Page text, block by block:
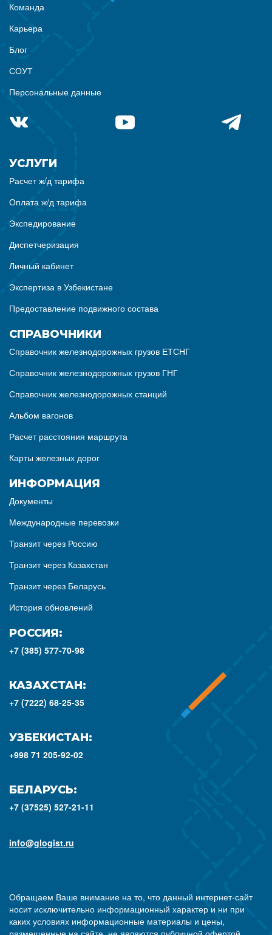
Команда
Карьера
Блог
СОУТ
Персональные данные
УСЛУГИ
Расчет ж/д тарифа
Оплата ж/д тарифа
Экспедирование
Диспетчеризация
Личный кабинет
Экспертиза в Узбекистане
Предоставление подвижного состава
СПРАВОЧНИКИ
Справочник железнодорожных грузов ЕТСНГ
Справочник железнодорожных грузов ГНГ
Справочник железнодорожных станций
Альбом вагонов
Расчет расстояния маршрута
Карты железных дорог
ИНФОРМАЦИЯ
Документы
Международные перевозки
Транзит через Россию
Транзит через Казахстан
Транзит через Беларусь
История обновлений
РОССИЯ:
+7 (385) 577-70-98
КАЗАХСТАН:
+7 (7222) 68-25-35
УЗБЕКИСТАН:
+998 71 205-92-02
БЕЛАРУСЬ:
+7 (37525) 527-21-11
info@glogist.ru
Обращаем Ваше внимание на то, что данный интернет-сайт
носит исключительно информационный характер и ни при
каких условиях информационные материалы и цены,